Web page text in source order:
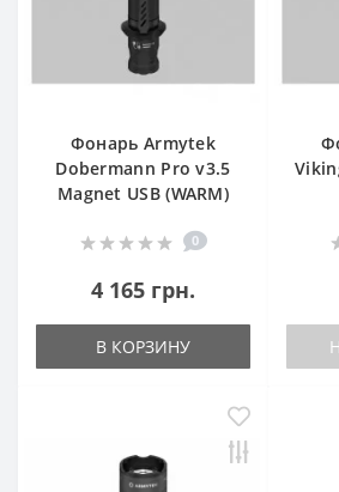
Фонарь Armytek
Dobermann Pro v3.5
Magnet USB (WARM)
0
4 165 грн.
В КОРЗИНУ